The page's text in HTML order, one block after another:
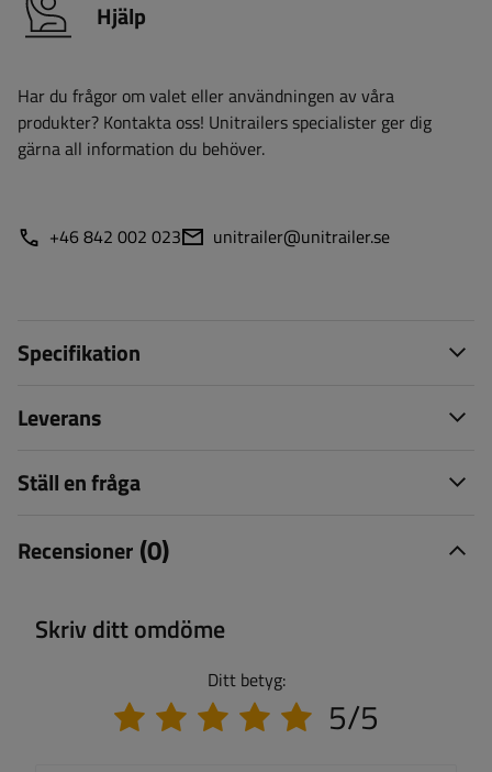
Hjälp
Har du frågor om valet eller användningen av våra
produkter? Kontakta oss! Unitrailers specialister ger dig
gärna all information du behöver.
+46 842 002 023 unitrailer@unitrailer.se
Specifikation
Leverans
Ställ en fråga
Recensioner (0)
Skriv ditt omdöme
Ditt betyg:
5/5